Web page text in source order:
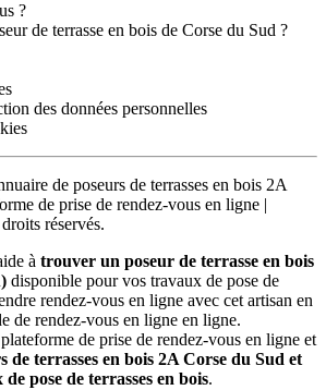
?
de terrasse en bois de Corse du Sud ?
des données personnelles
de poseurs de terrasses en bois 2A
de prise de rendez-vous en ligne |
réservés.
à trouver un poseur de terrasse en bois
disponible pour vos travaux de pose de
rendez-vous en ligne avec cet artisan en
de rendez-vous en ligne en ligne.
de prise de rendez-vous en ligne et
de terrasses en bois 2A Corse du Sud et
pose de terrasses en bois.